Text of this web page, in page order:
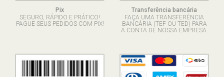
Pix
SEGURO, RÁPIDO E PRÁTICO!
PAGUE SEUS PEDIDOS COM PIX!
Transferência bancária
FAÇA UMA TRANSFERÊNCIA
BANCÁRIA (TEF OU TED) PARA
A CONTA DE NOSSA EMPRESA.